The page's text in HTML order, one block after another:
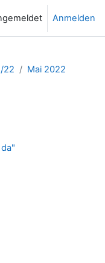
Anmelden
22 Mai 2022